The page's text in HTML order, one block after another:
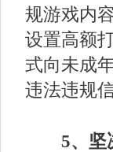
规游戏内
设置高额
式向未成
违法违规
5、坚决